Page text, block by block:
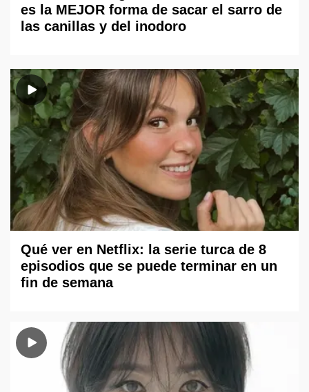
es la MEJOR forma de sacar el sarro de
las canillas y del inodoro
Qué ver en Netflix: la serie turca de 8
episodios que se puede terminar en un
fin de semana